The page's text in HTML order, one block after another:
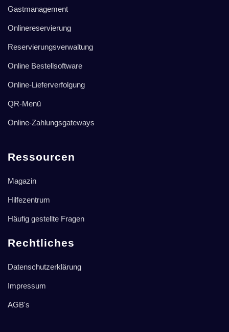
Gastmanagement
Onlinereservierung
Reservierungsverwaltung
Online Bestellsoftware
Online-Lieferverfolgung
QR-Menü
Online-Zahlungsgateways
Ressourcen
Magazin
Hilfezentrum
Häufig gestellte Fragen
Rechtliches
Datenschutzerklärung
Impressum
AGB's